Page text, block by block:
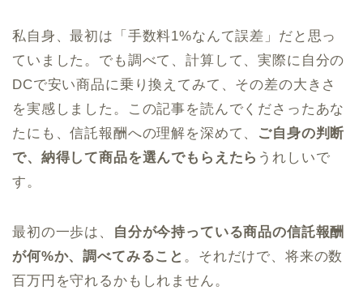
私自身、最初は「手数料1%なんて誤差」だと思っ
ていました。でも調べて、計算して、実際に自分の
DCで安い商品に乗り換えてみて、その差の大きさ
を実感しました。この記事を読んでくださったあな
たにも、信託報酬への理解を深めて、 ご自身の判断
で、納得して商品を選んでもらえたら うれしいで
す。
最初の一歩は、
自分が今持っている商品の信託報酬
が何%か、調べてみること 。それだけで、将来の数
百万円を守れるかもしれません。